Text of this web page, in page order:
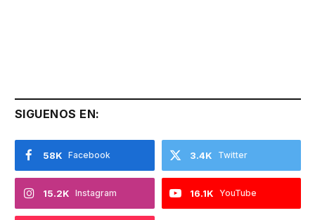
SIGUENOS EN:
Facebook
58K Twitter
3.4K
Instagram
15.2K YouTube
16.1K